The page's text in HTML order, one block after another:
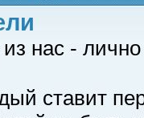
нас -
ставит